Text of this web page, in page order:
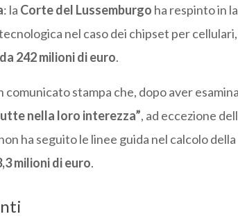
: la Corte del Lussemburgo ha respinto in
nel caso dei chipset per
242 milioni di euro.
comunicato stampa che, dopo aver
nella loro interezza”, ad eccezione
ha seguito le linee guida nel calcolo
milioni di euro.